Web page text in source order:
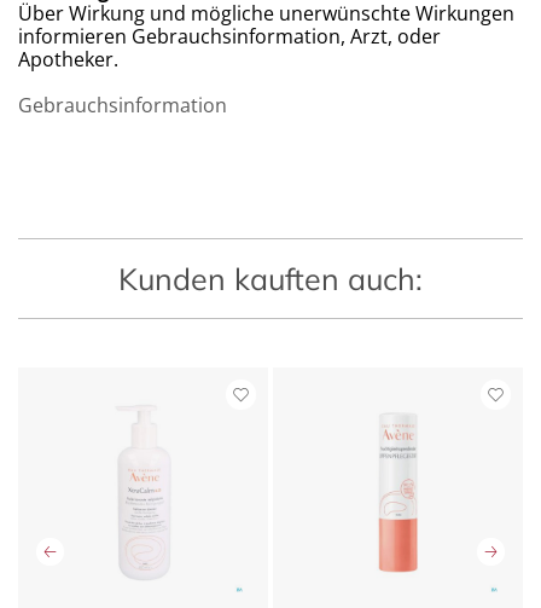
Über Wirkung und mögliche unerwünschte Wirkungen
informieren Gebrauchsinformation, Arzt, oder
Apotheker.
Gebrauchsinformation
Kunden kauften auch: